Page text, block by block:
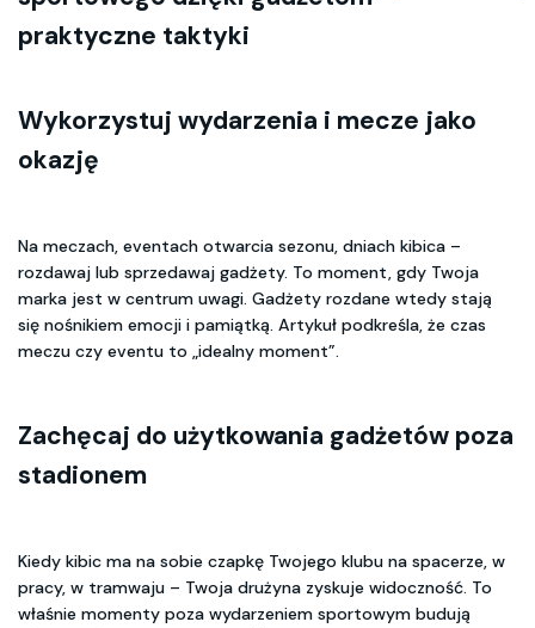
praktyczne taktyki
Wykorzystuj wydarzenia i mecze jako
okazję
Na meczach, eventach otwarcia sezonu, dniach kibica –
rozdawaj lub sprzedawaj gadżety. To moment, gdy Twoja
marka jest w centrum uwagi. Gadżety rozdane wtedy stają
się nośnikiem emocji i pamiątką. Artykuł podkreśla, że czas
meczu czy eventu to „idealny moment”.
Zachęcaj do użytkowania gadżetów poza
stadionem
Kiedy kibic ma na sobie czapkę Twojego klubu na spacerze, w
pracy, w tramwaju – Twoja drużyna zyskuje widoczność. To
właśnie momenty poza wydarzeniem sportowym budują